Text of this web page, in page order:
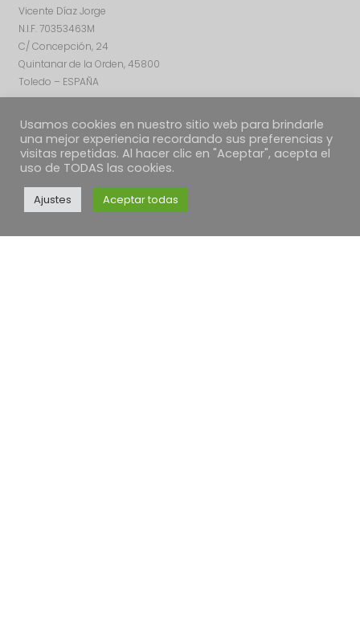
Vicente Díaz Jorge
N.I.F. 70353463M
C/ Concepción, 24
Quintanar de la Orden, 45800
Toledo – ESPAÑA
Usamos cookies en nuestro sitio web para brindarle
una mejor experiencia recordando sus preferencias y
visitas repetidas. Al hacer clic en "Aceptar", acepta el
uso de TODAS las cookies.
Ajustes Aceptar todas